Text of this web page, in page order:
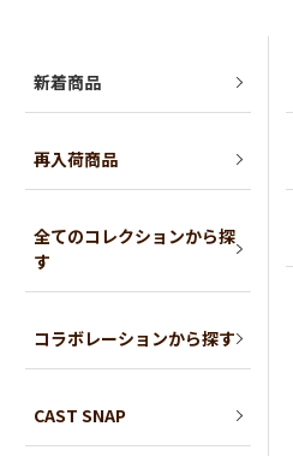
新着商品
再入荷商品
全てのコレクションから探
す
コラボレーションから探す
CAST SNAP